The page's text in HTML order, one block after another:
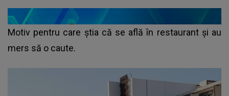
Motiv pentru care știa că se află în restaurant și au
mers să o caute.